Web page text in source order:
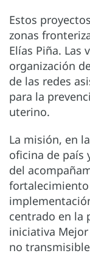
Estos
zonas
Elías Piña. Las
organización
de las redes
para la
uterino.
La misión, en
oficina de país
del
centrado en la
iniciativa
no